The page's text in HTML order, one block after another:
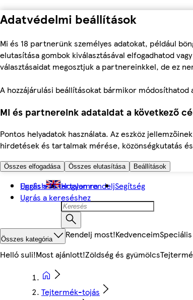
Adatvédelmi beállítások
Mi és 18 partnerünk személyes adatokat, például
elutasítása gombok kiválasztásával elfogadhatod
választásaidat megosztjuk a partnereinkkel, de ez
A hozzájárulási beállításokat bármikor
Mi és partnereink adataidat a következő
Pontos helyadatok használata. Az eszköz
hirdetések és tartalmak mérése, közönségkutatás
Összes elfogadása Összes elutasítása Beállítások
Ugrás a fő tartalomra
Ugrás a kereséshez
English Hogyan rendeljSegítség
Összes kategória Rendelj most!Kedvenceim
Helló suli!Most ajánlott!Zöldség és gyümölcs
Tejtermék-tojás